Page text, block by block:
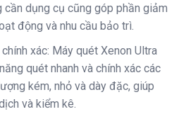
cần dụng cụ cũng góp phần giảm
động và nhu cầu bảo trì.
xác: Máy quét Xenon Ultra
quét nhanh và chính xác các
kém, nhỏ và dày đặc, giúp
và kiểm kê.